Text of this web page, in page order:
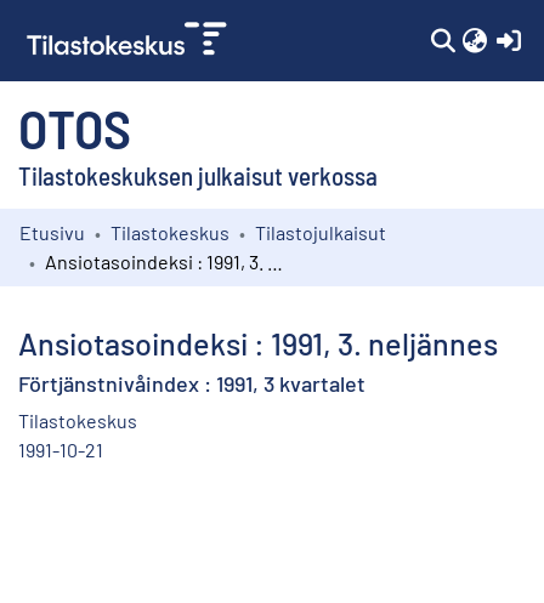
OTOS
Tilastokeskuksen julkaisut verkossa
Kokoelmat
Etusivu Tilastokeskus
Tilastojulkaisut
Ansiotasoindeksi : 1991, 3. neljännes
Förtjänstnivåindex : 1991, 3 kvartalet
Tilastokeskus
1991-10-21